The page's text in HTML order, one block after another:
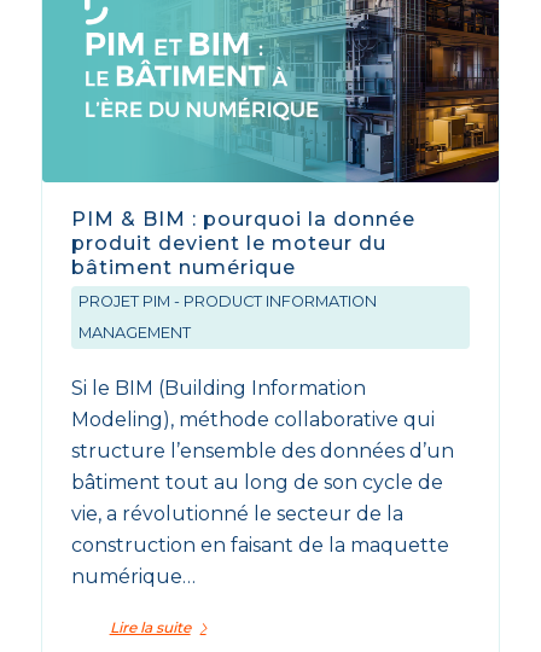
PIM & BIM : pourquoi la donnée
produit devient le moteur du
bâtiment numérique
PROJET PIM - PRODUCT INFORMATION
MANAGEMENT
Si le BIM (Building Information
Modeling), méthode collaborative qui
structure l’ensemble des données d’un
bâtiment tout au long de son cycle de
vie, a révolutionné le secteur de la
construction en faisant de la maquette
numérique…
Lire la suite